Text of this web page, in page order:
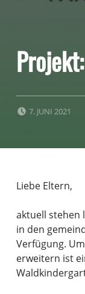
7. JUNI 2021
Liebe Eltern,
aktuell stehen
in den
Verfügung.
erweitern ist